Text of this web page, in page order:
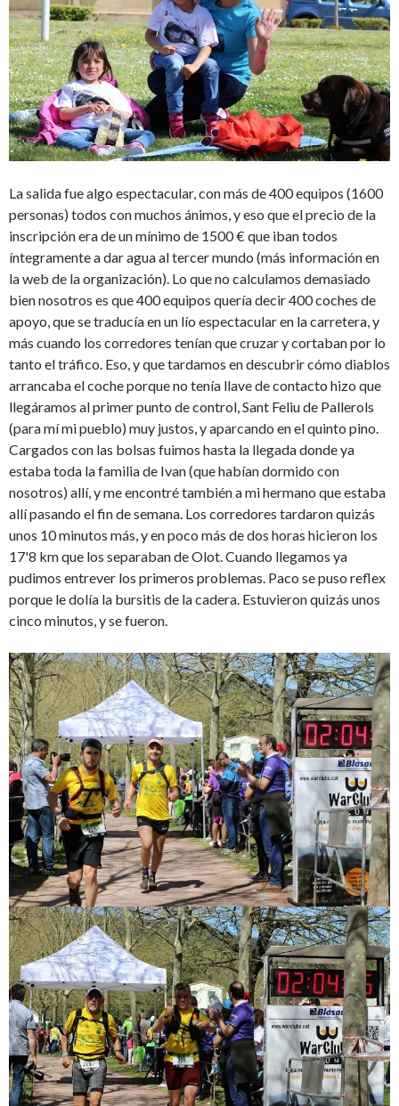
La salida fue algo espectacular, con más de 400 equipos (1600
personas) todos con muchos ánimos, y eso que el precio de la
inscripción era de un mínimo de 1500 € que iban todos
íntegramente a dar agua al tercer mundo (más información en
la web de la organización). Lo que no calculamos demasiado
bien nosotros es que 400 equipos quería decir 400 coches de
apoyo, que se traducía en un lío espectacular en la carretera, y
más cuando los corredores tenían que cruzar y cortaban por lo
tanto el tráfico. Eso, y que tardamos en descubrir cómo diablos
arrancaba el coche porque no tenía llave de contacto hizo que
llegáramos al primer punto de control, Sant Feliu de Pallerols
(para mí mi pueblo) muy justos, y aparcando en el quinto pino.
Cargados con las bolsas fuimos hasta la llegada donde ya
estaba toda la familia de Ivan (que habían dormido con
nosotros) allí, y me encontré también a mi hermano que estaba
allí pasando el fin de semana. Los corredores tardaron quizás
unos 10 minutos más, y en poco más de dos horas hicieron los
17'8 km que los separaban de Olot. Cuando llegamos ya
pudimos entrever los primeros problemas. Paco se puso reflex
porque le dolía la bursitis de la cadera. Estuvieron quizás unos
cinco minutos, y se fueron.